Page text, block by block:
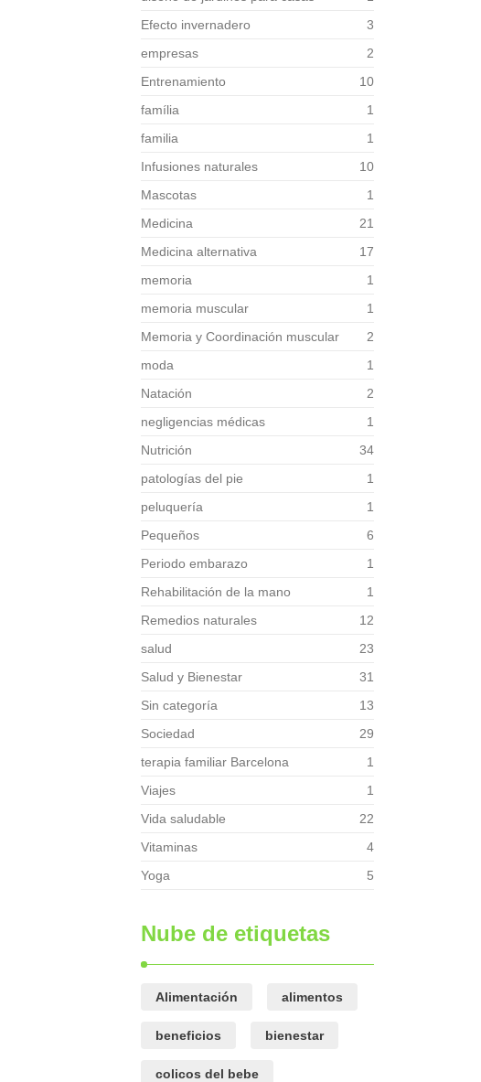
Efecto invernadero
3
empresas
2
Entrenamiento
10
família
1
familia
1
Infusiones naturales
10
Mascotas
1
Medicina
21
Medicina alternativa
17
memoria
1
memoria muscular
1
Memoria y Coordinación muscular
2
moda
1
Natación
2
negligencias médicas
1
Nutrición
34
patologías del pie
1
peluquería
1
Pequeños
6
Periodo embarazo
1
Rehabilitación de la mano
1
Remedios naturales
12
salud
23
Salud y Bienestar
31
Sin categoría
13
Sociedad
29
terapia familiar Barcelona
1
Viajes
1
Vida saludable
22
Vitaminas
4
Yoga
5
Nube de etiquetas
Alimentación alimentos
beneficios bienestar
colicos del bebe